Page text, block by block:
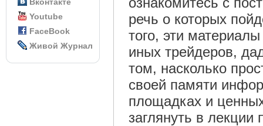
Youtube
FaceBook
Живой Журнал
речь о которых
того, эти
иных трейдеров,
том, насколько
своей памяти
площадках и
заглянуть в лекции